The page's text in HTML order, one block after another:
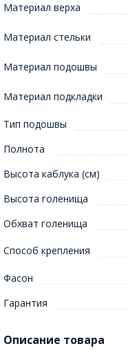
Материал верха
Материал стельки
Материал подошвы
Материал подкладки
Тип подошвы
Полнота
Высота каблука (см)
Высота голенища
Обхват голенища
Способ крепления
Фасон
Гарантия
Описание товара